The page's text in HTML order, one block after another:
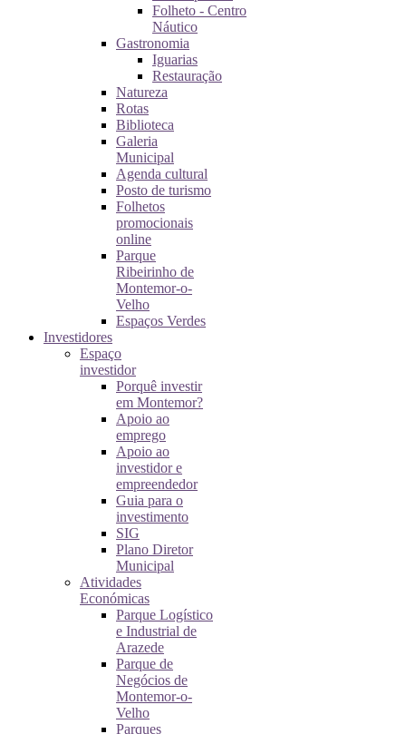
Folheto - Centro
Náutico
Gastronomia
Iguarias
Restauração
Natureza
Rotas
Biblioteca
Galeria
Municipal
Agenda cultural
Posto de turismo
Folhetos
promocionais
online
Parque
Ribeirinho de
Montemor-o-
Velho
Espaços Verdes
Investidores
Espaço
investidor
Porquê investir
em Montemor?
Apoio ao
emprego
Apoio ao
investidor e
empreendedor
Guia para o
investimento
SIG
Plano Diretor
Municipal
Atividades
Económicas
Parque Logístico
e Industrial de
Arazede
Parque de
Negócios de
Montemor-o-
Velho
Parques